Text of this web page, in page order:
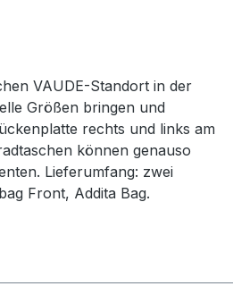
VAUDE-Standort in der
Größen bringen und
rechts und links am
können genauso
Lieferumfang: zwei
Front, Addita Bag.